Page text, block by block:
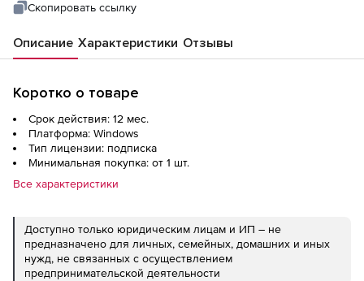
Скопировать ссылку
Описание Характеристики Отзывы
Коротко о товаре
Срок действия: 12 мес.
Платформа: Windows
Тип лицензии: подписка
Минимальная покупка: от 1 шт.
Все характеристики
Доступно только юридическим лицам и ИП – не
предназначено для личных, семейных, домашних и иных
нужд, не связанных с осуществлением
предпринимательской деятельности